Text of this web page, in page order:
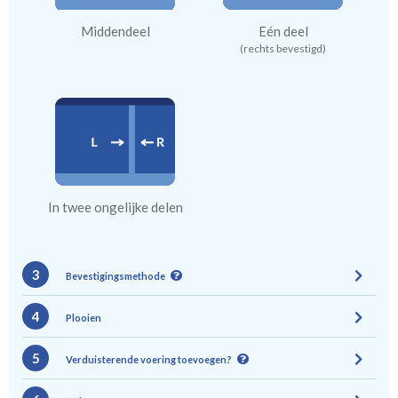
Middendeel Eén deel
(rechts bevestigd)
In twee ongelijke delen
3 Bevestigingsmethode
4 Plooien
5 Verduisterende voering toevoegen?